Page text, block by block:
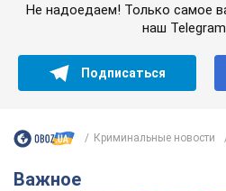
Не надоедаем! Только самое
наш
Подписаться
Криминальные новости
Важное